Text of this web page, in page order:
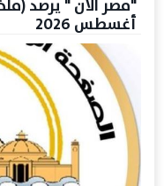
أغسطس 2026